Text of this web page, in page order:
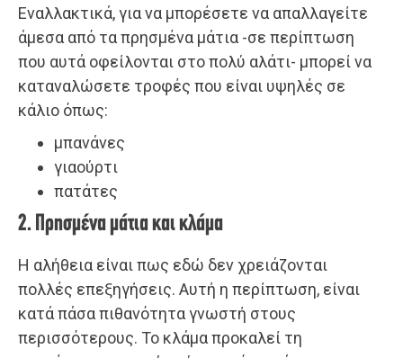
Εναλλακτικά, για να μπορέσετε να απαλλαγείτε
άμεσα από τα πρησμένα μάτια -σε περίπτωση
που αυτά οφείλονται στο πολύ αλάτι- μπορεί να
καταναλώσετε τροφές που είναι υψηλές σε
κάλιο όπως:
μπανάνες
γιαούρτι
πατάτες
2. Πρησμένα μάτια και κλάμα
Η αλήθεια είναι πως εδώ δεν χρειάζονται
πολλές επεξηγήσεις. Αυτή η περίπτωση, είναι
κατά πάσα πιθανότητα γνωστή στους
περισσότερους. Το κλάμα προκαλεί τη